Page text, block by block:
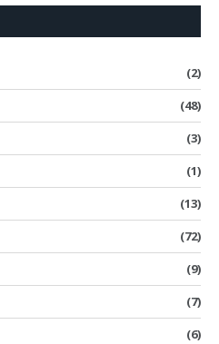
(2)
(48)
(3)
(1)
(13)
(72)
(9)
(7)
(6)